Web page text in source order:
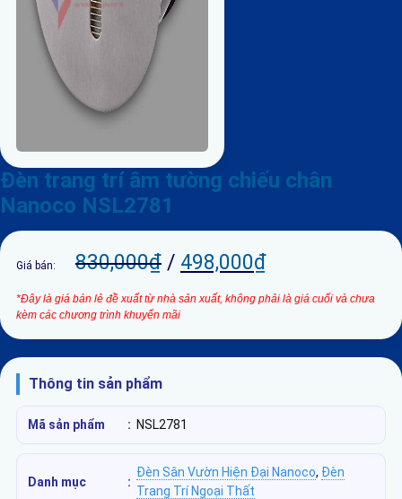
Đèn trang trí âm tường chiếu chân
Nanoco NSL2781
Giá bán: 830,000₫ / 498,000₫
*Đây là giá bán lẻ đề xuất từ nhà sản xuất, không phải là giá cuối và chưa
kèm các chương trình khuyến mãi
Thông tin sản phẩm
Mã sản phẩm : NSL2781
Danh mục :
Đèn Sân Vườn Hiện Đại Nanoco, Đèn
Trang Trí Ngoại Thất